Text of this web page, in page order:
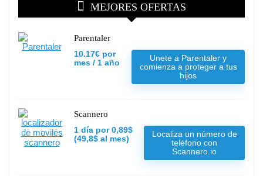
MEJORES OFERTAS
Parentaler
10.17€ por
mes / 1 año
Unete a Parentaler y
comienza a proteger a tus
hijos
Scannero
1 día por 0,89$
(49,8$ al mes)
Localiza un número de
teléfono con
Scannero.io